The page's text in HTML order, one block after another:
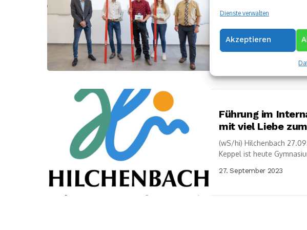
Dienste verwalten
Akzeptieren
(wS/awz) Kreuztal
Kammersieger“ haben
Gebauer bereits in der
27. September 2023
Führung im
mit viel Liebe
(wS/hi) Hilchenbach
Keppel ist heute
27. September 2023